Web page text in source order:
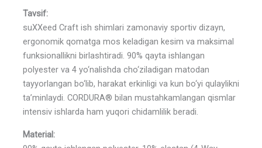
Tavsif:
suXXeed Craft ish shimlari zamonaviy sportiv dizayn,
ergonomik qomatga mos keladigan kesim va maksimal
funksionallikni birlashtiradi. 90% qayta ishlangan
polyester va 4 yo‘nalishda cho‘ziladigan matodan
tayyorlangan bo‘lib, harakat erkinligi va kun bo‘yi qulaylikni
ta’minlaydi. CORDURA® bilan mustahkamlangan qismlar
intensiv ishlarda ham yuqori chidamlilik beradi.
Material: